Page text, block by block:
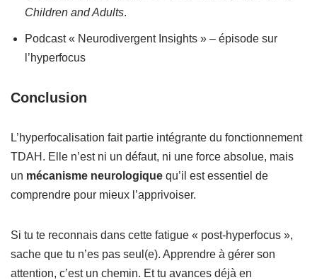
Children and Adults.
Podcast « Neurodivergent Insights » – épisode sur
l’hyperfocus
Conclusion
L’hyperfocalisation fait partie intégrante du fonctionnement
TDAH. Elle n’est ni un défaut, ni une force absolue, mais
un mécanisme neurologique qu’il est essentiel de
comprendre pour mieux l’apprivoiser.
Si tu te reconnais dans cette fatigue « post-hyperfocus »,
sache que tu n’es pas seul(e). Apprendre à gérer son
attention, c’est un chemin. Et tu avances déjà en